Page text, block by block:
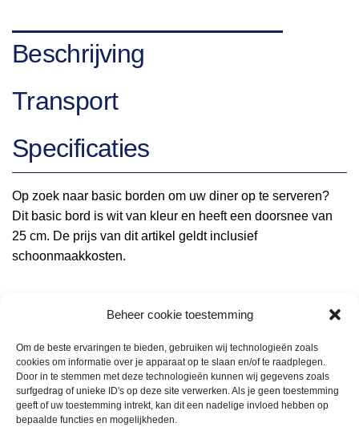
Beheer cookie toestemming
Om de beste ervaringen te bieden, gebruiken wij technologieën zoals
cookies om informatie over je apparaat op te slaan en/of te raadplegen.
Door in te stemmen met deze technologieën kunnen wij gegevens zoals
surfgedrag of unieke ID's op deze site verwerken. Als je geen toestemming
geeft of uw toestemming intrekt, kan dit een nadelige invloed hebben op
bepaalde functies en mogelijkheden.
Beschrijving
Transport
Specificaties
Op zoek naar basic borden om uw diner op te serveren?
Dit basic bord is wit van kleur en heeft een doorsnee van
25 cm. De prijs van dit artikel geldt inclusief
schoonmaakkosten.
2.5cm ja